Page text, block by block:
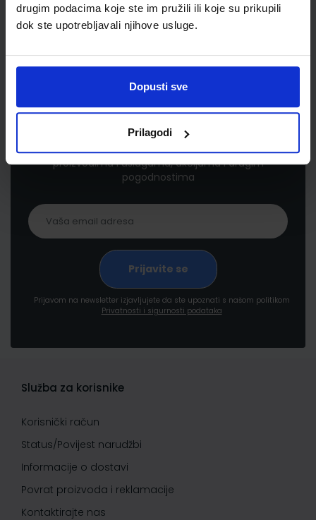
drugim podacima koje ste im pružili ili koje su prikupili
dok ste upotrebljavali njihove usluge.
Dopusti sve
Prilagodi
Newsletter prijava
Prijavite se kako bi primali informacije o novim
proizvodima i uslugama, akcijama i drugim
pogodnostima
Prijavom na newsletter izjavljujete da ste upoznati s našom politikom
Privatnosti i sigurnosti podataka
Služba za korisnike
Korisnički račun
Status/Povijest narudžbi
Informacije o dostavi
Povrat proizvoda i reklamacije
Kontaktirajte nas